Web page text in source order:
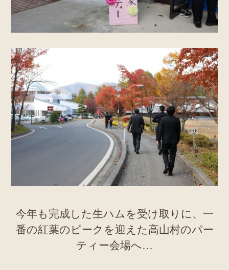
今年も完成した生ハムを受け取りに、一
番の紅葉のピークを迎えた高山村のパー
ティー会場へ…